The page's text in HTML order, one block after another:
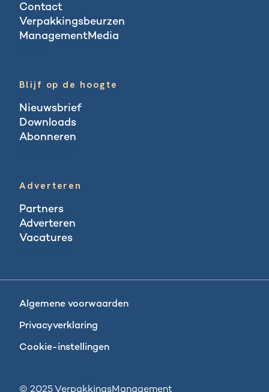
Contact
Verpakkingsbeurzen
ManagementMedia
Blijf op de hoogte
Nieuwsbrief
Downloads
Abonneren
Adverteren
Partners
Adverteren
Vacatures
Algemene voorwaarden
Privacyverklaring
Cookie-instellingen